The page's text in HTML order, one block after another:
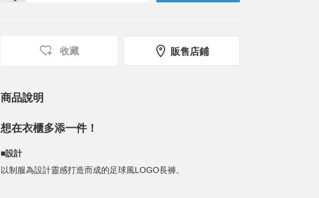
收藏 販售店鋪
商品說明
想在衣櫃多添一件！
■設計
以制服為設計靈感打造而成的足球風LOGO長褲。